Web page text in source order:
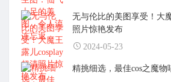
无与伦比的美图享受！大
照片惊艳发布
2024-05-23
精挑细选，最佳cos之魔